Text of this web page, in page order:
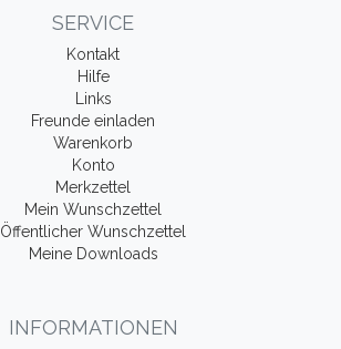
SERVICE
Kontakt
Hilfe
Links
Freunde einladen
Warenkorb
Konto
Merkzettel
Mein Wunschzettel
Öffentlicher Wunschzettel
Meine Downloads
INFORMATIONEN